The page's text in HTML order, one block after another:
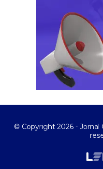
© Copyright 2026 - Jornal